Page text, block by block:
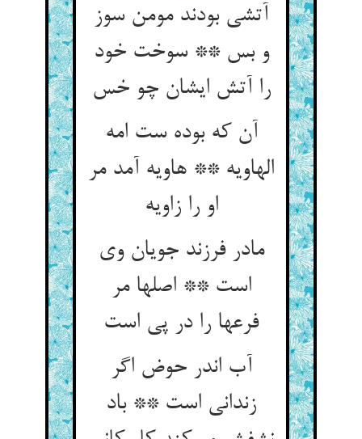
آتشی بودند مومن سوز
و بس ** سوخت خود
را آتش ایشان چو خس‌‌
آن که بوده ست امه
الهاویه ** هاویه آمد مر
او را زاویه‌‌
مادر فرزند جویان وی
است ** اصلها مر
آب اندر حوض اگر
زندانی است ** باد